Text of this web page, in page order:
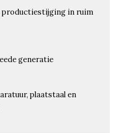
in ruim
generatie
plaatstaal en